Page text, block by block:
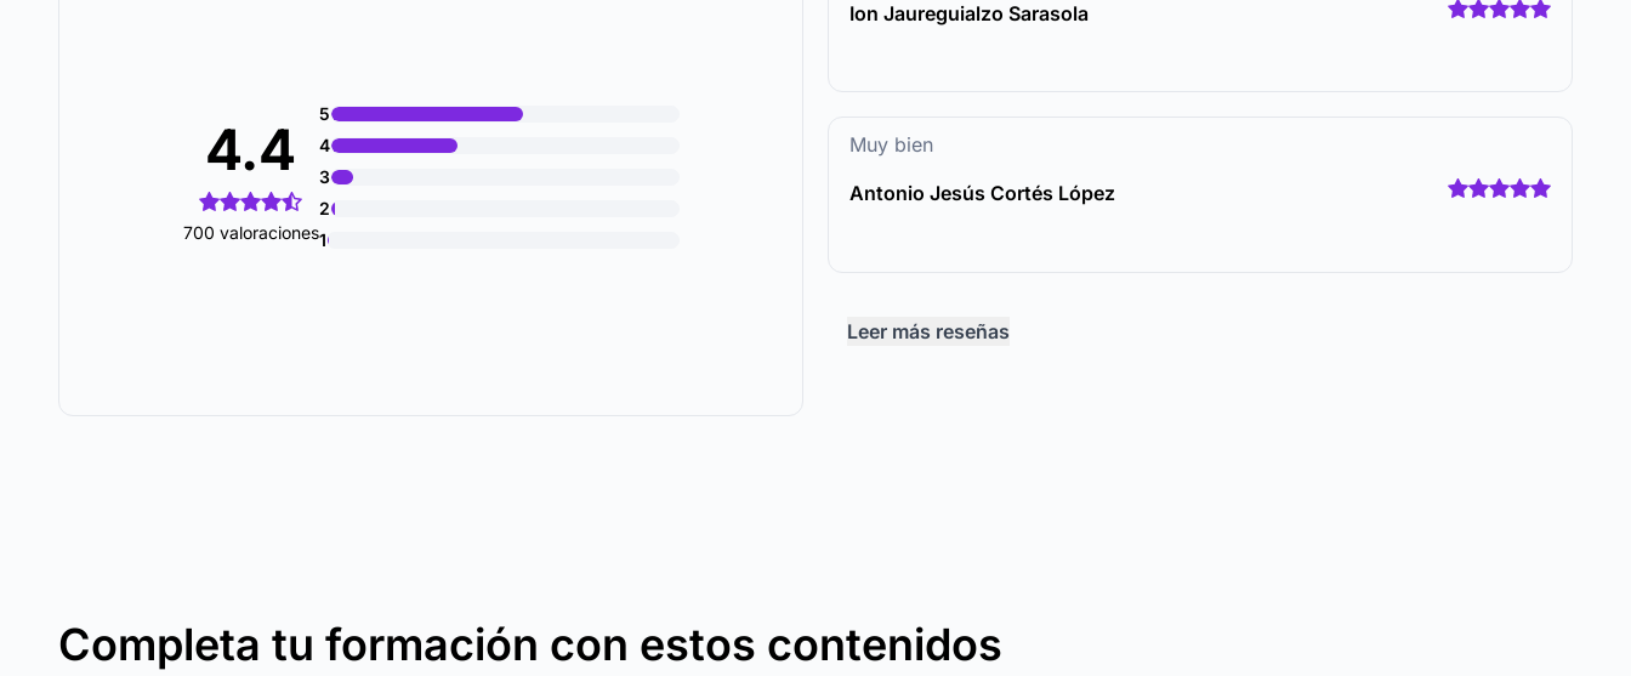
4.4
700 valoraciones
5
4
3
2
1
Ion Jaureguialzo Sarasola
Muy bien
Antonio Jesús Cortés López
Leer más reseñas
Completa tu formación con estos contenidos